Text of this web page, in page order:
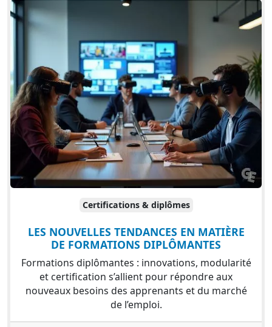
Certifications & diplômes
LES NOUVELLES TENDANCES EN MATIÈRE
DE FORMATIONS DIPLÔMANTES
Formations diplômantes : innovations, modularité
et certification s’allient pour répondre aux
nouveaux besoins des apprenants et du marché
de l’emploi.